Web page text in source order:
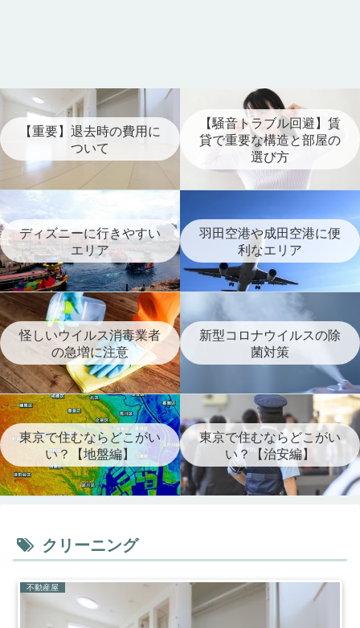
【重要】退去時の費用に
ついて
【騒音トラブル回避】賃
貸で重要な構造と部屋の
選び方
ディズニーに行きやすい
エリア
羽田空港や成田空港に便
利なエリア
怪しいウイルス消毒業者
の急増に注意
新型コロナウイルスの除
菌対策
東京で住むならどこがい
い？【地盤編】
東京で住むならどこがい
い？【治安編】
クリーニング
不動産屋